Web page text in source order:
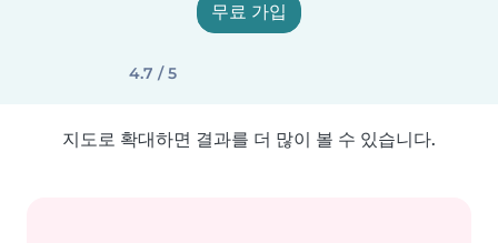
무료 가입
4.7 / 5
지도로 확대하면 결과를 더 많이 볼 수 있습니다.